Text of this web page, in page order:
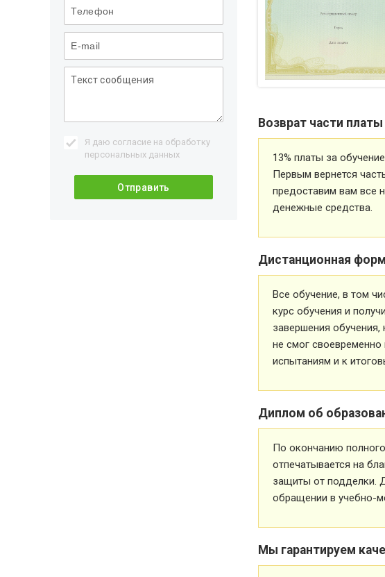
Возврат части
13% платы за
Первым вернется
предоставим вам все
денежные средства.
Дистанционная
Все обучение, в том
курс обучения и
завершения
не смог своевременно
испытаниям и к
Диплом об
По окончанию
отпечатывается на
защиты от подделки.
обращении в учебно-
Мы гарантируем
Я даю согласие на обработку
персональных данных